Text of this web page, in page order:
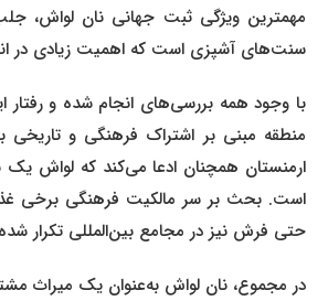
مهمترین ویژگی ثبت جهانی نان لواش، جلب
سنت‌های آشپزی است که اهمیت زیادی در
با وجود همه بررسی‌های انجام شده و رفتار
منطقه مبنی بر اشتراک فرهنگی و تاریخی
ارمنستان همچنان ادعا می‌کند که لواش یک
است. بحث بر سر مالکیت فرهنگی برخی غذاها
حتی فرش نیز در مجامع بین‌المللی تکرار شده
در مجموع، نان لواش به‌عنوان یک میراث